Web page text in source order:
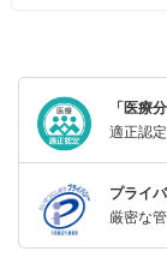
「医療
適正認
プライ
厳密な